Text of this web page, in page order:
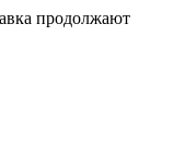
продолжают